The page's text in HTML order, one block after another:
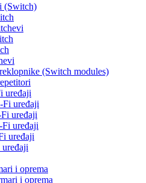
(Switch)
(Switch modules)
uređaji
uređaji
uređaji
uređaji
uređaji
i oprema
i oprema